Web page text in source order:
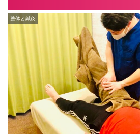
整体と鍼灸